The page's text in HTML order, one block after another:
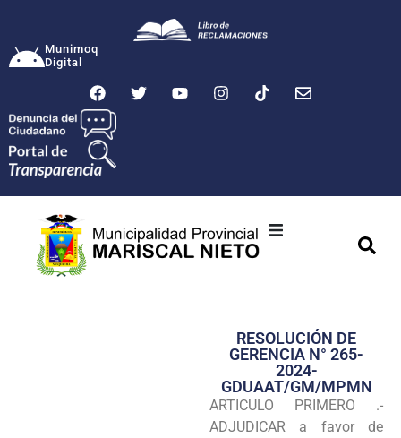
Munimoq
Digital
Transparencia
Seguridad
Programas
RESOLUCIÓN DE
GERENCIA N° 265-
2024-
GDUAAT/GM/MPMN
ARTICULO PRIMERO .-
ADJUDICAR a favor de